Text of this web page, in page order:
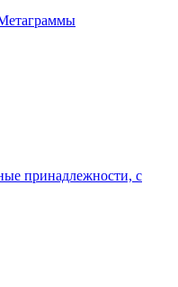
принадлежности, с